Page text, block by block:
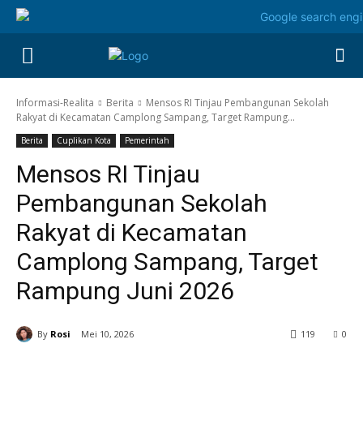
Informasi-Realita Berita
Mensos RI Tinjau Pembangunan Sekolah
Rakyat di Kecamatan Camplong Sampang, Target Rampung...
Berita Cuplikan Kota Pemerintah
Mensos RI Tinjau
Pembangunan Sekolah
Rakyat di Kecamatan
Camplong Sampang, Target
Rampung Juni 2026
By Rosi Mei 10, 2026 0
119